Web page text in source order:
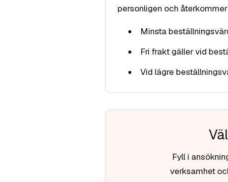
personligen och
Minsta
Fri frakt gäller vid
Vid lägre
Fyll i
verksamhet